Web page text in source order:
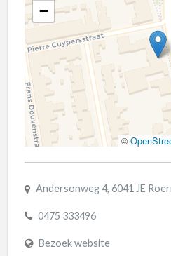
−
©
Andersonweg 4, 6041 JE
0475 333496
Bezoek website